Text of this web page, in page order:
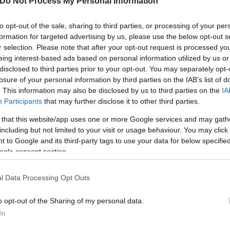
opt-out of the sale, sharing to third parties, or processing of your
for targeted advertising by us, please use the below opt-out
selection. Please note that after your opt-out request is processed
interest-based ads based on personal information utilized by us
to third parties prior to your opt-out. You may separately
of your personal information by third parties on the IAB’s list of
This information may also be disclosed by us to third parties on the
Participants that may further disclose it to other third parties.
this website/app uses one or more Google services and may
but not limited to your visit or usage behaviour. You may
to Google and its third-party tags to use your data for below
consent section.
Data Processing Opt Outs
opt-out of the Sharing of my personal data.